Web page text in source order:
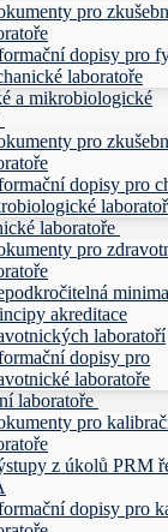
pro
dopisy pro
laboratoře
a mikrobiologické
pro
dopisy pro
laboratoře
pro
minima
akreditace
laboratoří
dopisy pro
laboratoře
laboratoře
pro
z úkolů PRM
dopisy pro